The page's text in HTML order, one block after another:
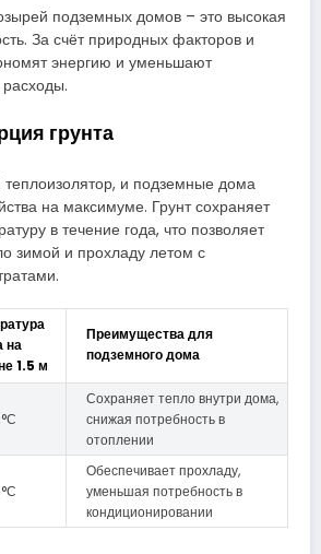
подземных домов – это высокая
За счёт природных факторов и
энергию и уменьшают
грунта
и подземные дома
на максимуме. Грунт сохраняет
в течение года, что позволяет
зимой и прохладу летом с
на
1.5 м
Преимущества для
подземного дома
Сохраняет тепло внутри дома,
снижая потребность в
отоплении
Обеспечивает прохладу,
уменьшая потребность в
кондиционировании